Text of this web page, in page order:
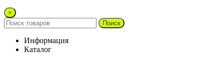
×
Поиск
Информация
Каталог